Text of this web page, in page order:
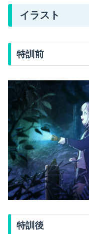
イラスト
特訓前
特訓後